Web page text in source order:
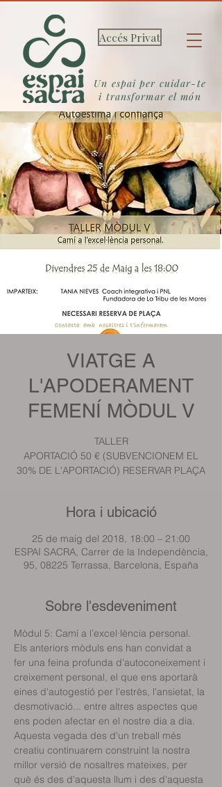
Accés Privat
Un espai per cuidar-te
i transformar el món
VIATGE A
L'APODERAMENT
FEMENÍ MÒDUL V
TALLER
APORTACIÓ 50 € (SUBVENCIONEM EL
30% DE L'APORTACIÓ) RESERVAR PLAÇA
Hora i ubicació
25 de maig del 2018, 18:00 – 21:00
ESPAI SACRA, Carrer de la Independència,
95, 08225 Terrassa, Barcelona, España
Sobre l'esdeveniment
Els anteriors mòduls ens han convidat a
fer una feina profunda d'autoconeixement i
creixement personal, el que ens aportarà
eines d'autogestió per l'estrès, l'ansietat, la
desmotivació... entre altres aspectes que
ens poden afectar en el nostre dia a dia.
Aquesta vegada des d'un treball més
creatiu continuarem construint la nostra
millor versió de nosaltres mateixes, per
què és des d'aquesta llum i des d'aquesta